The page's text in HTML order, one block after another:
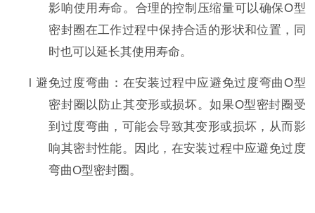
影响使用寿命。合理的控制压缩量可以确保O型
密封圈在工作过程中保持合适的形状和位置，同
时也可以延长其使用寿命。
l避免过度弯曲：在安装过程中应避免过度弯曲O型
密封圈以防止其变形或损坏。如果O型密封圈受
到过度弯曲，可能会导致其变形或损坏，从而影
响其密封性能。因此，在安装过程中应避免过度
弯曲O型密封圈。